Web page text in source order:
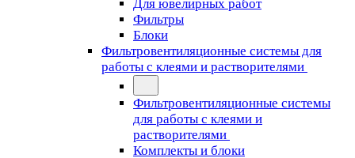
Для ювелирных работ
Фильтры
Блоки
Фильтровентиляционные системы для
работы с клеями и растворителями
Фильтровентиляционные системы
для работы с клеями и
растворителями
Комплекты и блоки